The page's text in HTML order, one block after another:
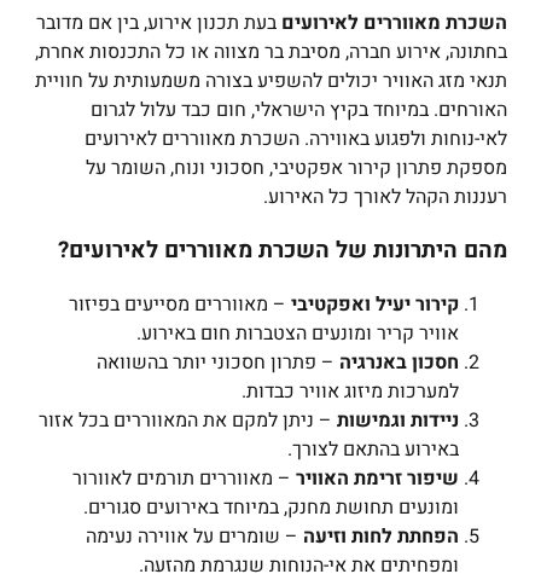
השכרת מאווררים לאירועים בעת תכנון אירוע, בין אם מדובר
בחתונה, אירוע חברה, מסיבת בר מצווה או כל התכנסות אחרת,
תנאי מזג האוויר יכולים להשפיע בצורה משמעותית על חוויית
האורחים. במיוחד בקיץ הישראלי, חום כבד עלול לגרום
לאי-נוחות ולפגוע באווירה. השכרת מאווררים לאירועים
מספקת פתרון קירור אפקטיבי, חסכוני ונוח, השומר על
רעננות הקהל לאורך כל האירוע.
מהם היתרונות של השכרת מאווררים לאירועים?
קירור יעיל ואפקטיבי – מאווררים מסייעים בפיזור
אוויר קריר ומונעים הצטברות חום באירוע.
חסכון באנרגיה – פתרון חסכוני יותר בהשוואה
למערכות מיזוג אוויר כבדות.
ניידות וגמישות – ניתן למקם את המאווררים בכל אזור
באירוע בהתאם לצורך.
שיפור זרימת האוויר – מאווררים תורמים לאוורור
ומונעים תחושת מחנק, במיוחד באירועים סגורים.
הפחתת לחות וזיעה – שומרים על אווירה נעימה
ומפחיתים את אי-הנוחות שנגרמת מהזעה.